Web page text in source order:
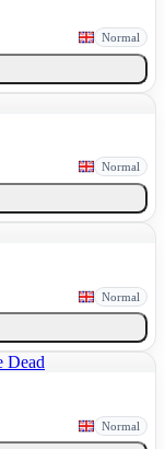
Normal
Normal
Normal
Normal